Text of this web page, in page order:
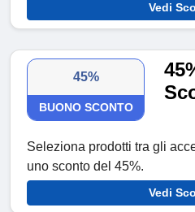
Vedi
45%
BUONO SCONTO
Seleziona prodotti tra gli
uno sconto del 45%.
Vedi